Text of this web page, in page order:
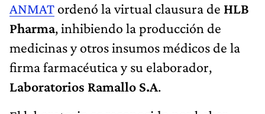
ANMAT ordenó la virtual clausura de HLB
Pharma, inhibiendo la producción de
medicinas y otros insumos médicos de la
firma farmacéutica y su elaborador,
Laboratorios Ramallo S.A.